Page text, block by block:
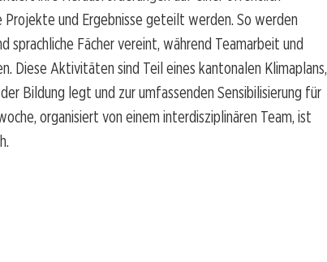
und Ergebnisse geteilt werden. So werden
sprachliche Fächer vereint, während Teamarbeit und
Diese Aktivitäten sind Teil eines kantonalen Klimaplans,
Bildung legt und zur umfassenden Sensibilisierung für
organisiert von einem interdisziplinären Team, ist